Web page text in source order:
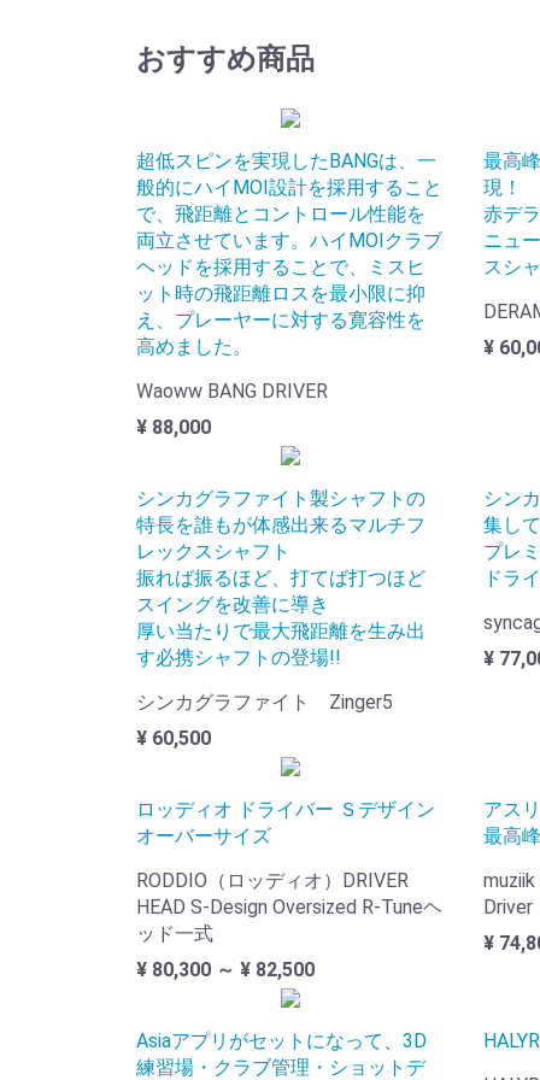
おすすめ商品
超低スピンを実現したBANGは、一
般的にハイMOI設計を採用すること
で、飛距離とコントロール性能を
両立させています。ハイMOIクラブ
ヘッドを採用することで、ミスヒ
ット時の飛距離ロスを最小限に抑
え、プレーヤーに対する寛容性を
高めました。
Waoww BANG DRIVER
¥ 88,000
最高
現！
赤デ
ニュ
スシ
¥
シンカグラファイト製シャフトの
特長を誰もが体感出来るマルチフ
レックスシャフト
振れば振るほど、打てば打つほど
スイングを改善に導き
厚い当たりで最大飛距離を生み出
す必携シャフトの登場!!
シンカグラファイト Zinger5
¥ 60,500
シン
集し
プレ
ドラ
¥
ロッディオ ドライバー Ｓデザイン
オーバーサイズ
RODDIO（ロッディオ）DRIVER
HEAD S-Design Oversized R-Tuneヘ
ッド一式
¥ 80,300 ～ ¥ 82,500
アス
最高
muziik
Driver
¥
Asiaアプリがセットになって、3D
練習場・クラブ管理・ショットデ